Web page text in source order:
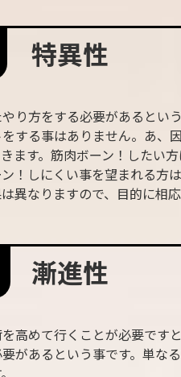
特異性
やり方をする必要があるとい
する事はありません。あ、
ます。筋肉ボーン！したい
！しにくい事を望まれる方
異なりますので、目的に相
漸進性
高めて行くことが必要です
があるという事です。単な